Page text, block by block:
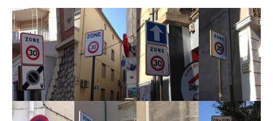
Lois et
règlements